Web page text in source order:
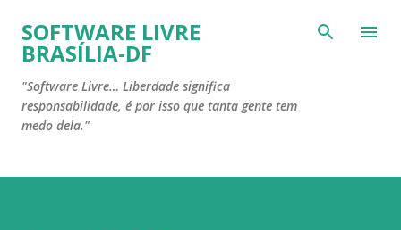
Pular para o conteúdo principal
SOFTWARE LIVRE
BRASÍLIA-DF
"Software Livre… Liberdade significa
responsabilidade, é por isso que tanta gente tem
medo dela."